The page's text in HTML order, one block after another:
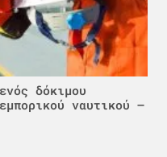
δόκιμου
ναυτικού –